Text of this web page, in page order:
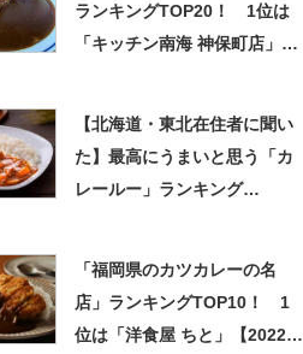
ランキングTOP20！ 1位は
「キッチン南海 神保町店」
【北海道・東北在住者に聞い
た】最高にうまいと思う「カ
レールー」ランキング
「福岡県のカツカレーの名
店」ランキングTOP10！ 1
位は「洋食屋 ちと」【2022年